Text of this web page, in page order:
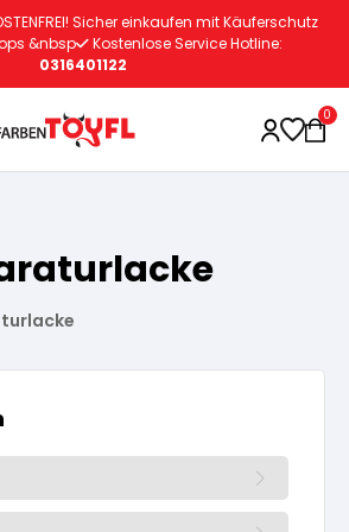
Sicher einkaufen mit Käuferschutz
&nbsp
Kostenlose Service Hotline:
0316401122
0